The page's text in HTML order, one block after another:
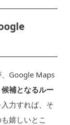
Google Maps
補となるルー
力すれば、そ
嬉しいとこ